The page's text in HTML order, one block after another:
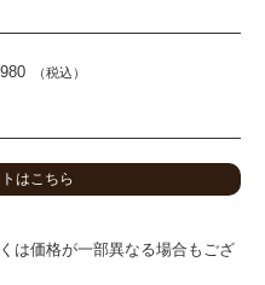
（税込）
はこちら
は価格が一部異なる場合もござ